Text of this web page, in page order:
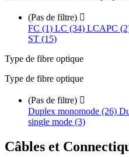
(Pas de filtre) 
FC (1) LC (34) LCAPC
ST (15)
Type de fibre optique
Type de fibre optique
(Pas de filtre) 
Duplex monomode (26)
single mode (3)
Câbles et